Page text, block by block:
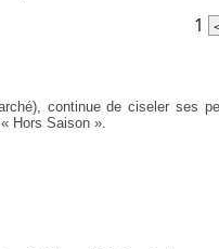
1
continue de ciseler ses
Hors Saison ».